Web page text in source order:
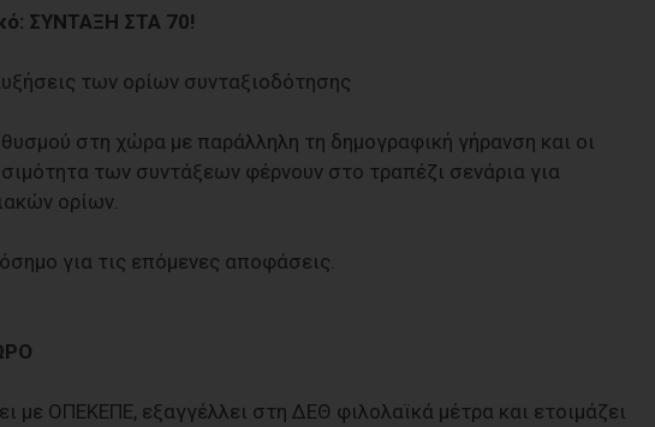
ΣΥΝΤΑΞΗ ΣΤΑ 70!
των ορίων συνταξιοδότησης
στη χώρα με παράλληλη τη δημογραφική γήρανση και οι
των συντάξεων φέρνουν στο τραπέζι σενάρια για
ορίων.
για τις επόμενες αποφάσεις.
με ΟΠΕΚΕΠΕ, εξαγγέλλει στη ΔΕΘ φιλολαϊκά μέτρα και ετοιμάζει